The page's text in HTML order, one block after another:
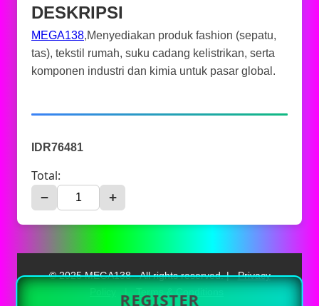
DESKRIPSI
MEGA138,Menyediakan produk fashion (sepatu,
tas), tekstil rumah, suku cadang kelistrikan, serta
komponen industri dan kimia untuk pasar global.
IDR76481
Total:
− +
REGISTER
© 2025 MEGA138 - All rights reserved. | Privacy
Policy
Terms & Conditions